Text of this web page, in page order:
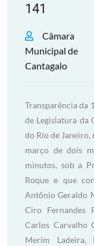
141
Câmara
Municipal de
Cantagalo
Transparência da
de Legislatura da
do Rio de Janeiro,
março de dois
minutos, sob a
Roque e que
Antônio Geraldo
Ciro Fernandes
Carlos Carvalho
Merim Ladeira,